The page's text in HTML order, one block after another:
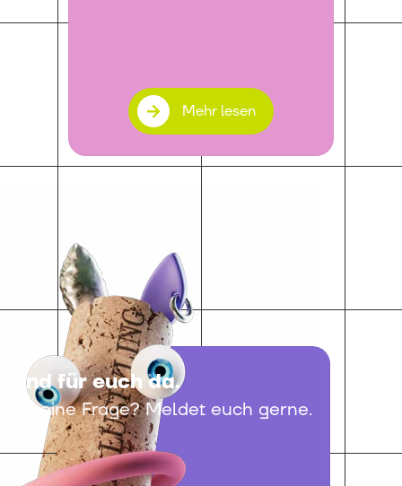
Mehr lesen
sind für euch da.
eine Frage? Meldet euch gerne.